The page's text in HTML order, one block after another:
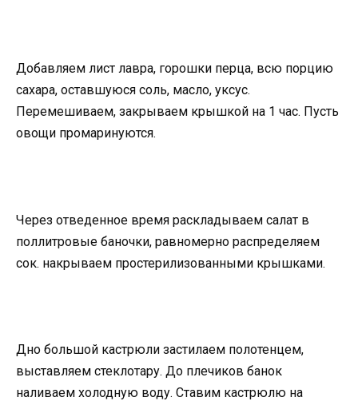
Добавляем лист лавра, горошки перца, всю порцию
сахара, оставшуюся соль, масло, уксус.
Перемешиваем, закрываем крышкой на 1 час. Пусть
овощи промаринуются.
Через отведенное время раскладываем салат в
поллитровые баночки, равномерно распределяем
сок. накрываем простерилизованными крышками.
Дно большой кастрюли застилаем полотенцем,
выставляем стеклотару. До плечиков банок
наливаем холодную воду. Ставим кастрюлю на